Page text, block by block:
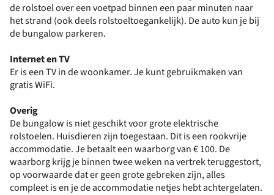
de rolstoel over een voetpad binnen een paar minuten naar
het strand (ook deels rolstoeltoegankelijk). De auto kun je bij
de bungalow parkeren.
Internet en TV
Er is een TV in de woonkamer. Je kunt gebruikmaken van
gratis WiFi.
Overig
De bungalow is niet geschikt voor grote elektrische
rolstoelen. Huisdieren zijn toegestaan. Dit is een rookvrije
accommodatie. Je betaalt een waarborg van € 100. De
waarborg krijg je binnen twee weken na vertrek teruggestort,
op voorwaarde dat er geen grote gebreken zijn, alles
compleet is en je de accommodatie netjes hebt achtergelaten.